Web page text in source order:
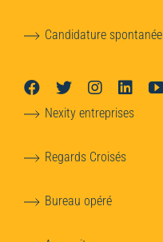
Candidature spontanée
Nexity entreprises
Regards Croisés
Bureau opéré